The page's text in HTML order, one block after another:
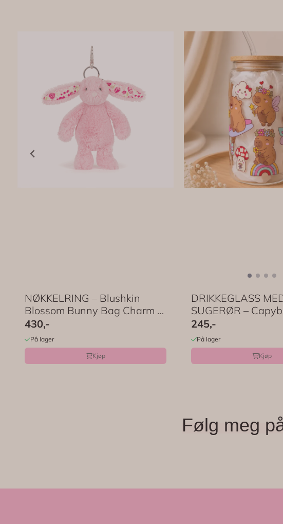
NØKKELRING – Blushkin
Blossom Bunny Bag Charm –
...
430,-
På lager
Kjøp
DRIKKEGLASS
SUGERØR –
245,-
På lager
Kjøp
Følg meg